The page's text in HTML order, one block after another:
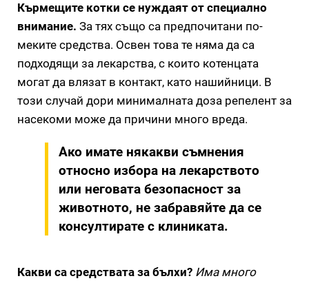
Кърмещите котки се нуждаят от специално
внимание. За тях също са предпочитани по-
меките средства. Освен това те няма да са
подходящи за лекарства, с които котенцата
могат да влязат в контакт, като нашийници. В
този случай дори минималната доза репелент за
насекоми може да причини много вреда.
Ако имате някакви съмнения
относно избора на лекарството
или неговата безопасност за
животното, не забравяйте да се
консултирате с клиниката.
Какви са средствата за бълхи? Има много